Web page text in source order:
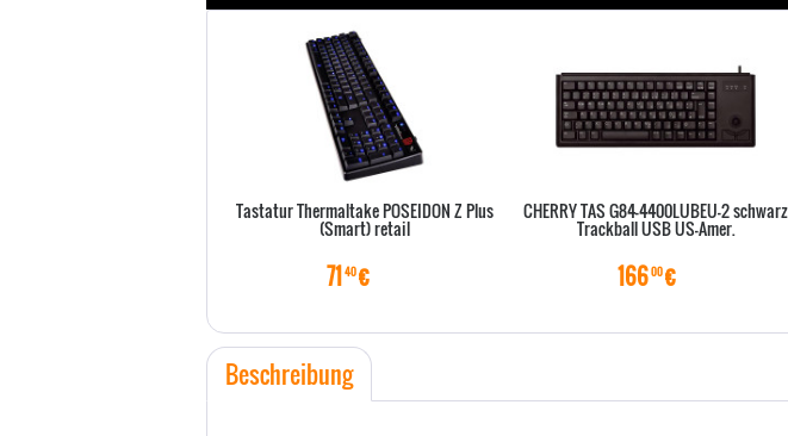
Tastatur Thermaltake POSEIDON Z Plus
(Smart) retail
71 40€
CHERRY TAS G84-4400LUBEU-2 schwarz
Trackball USB US-Amer.
16600€
Beschreibung